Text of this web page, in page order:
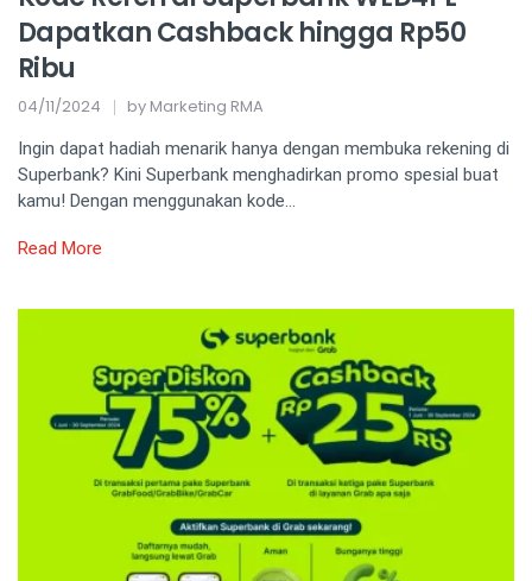
Dapatkan Cashback hingga Rp50
Ribu
04/11/2024 by Marketing RMA
Ingin dapat hadiah menarik hanya dengan membuka rekening di
Superbank? Kini Superbank menghadirkan promo spesial buat
kamu! Dengan menggunakan kode…
Read More